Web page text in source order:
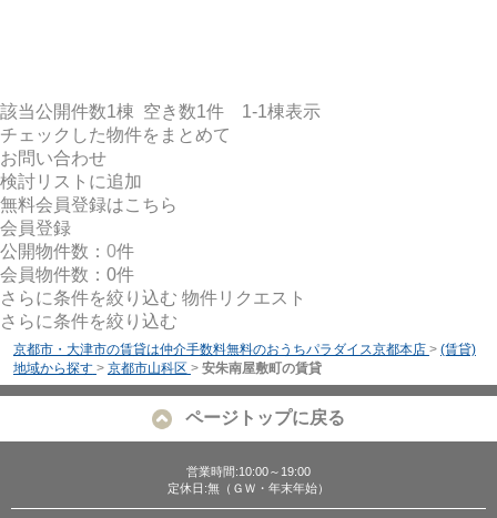
該当公開件数1棟 空き数1件 1-1棟表示
チェックした物件をまとめて
お問い合わせ
検討リストに追加
無料会員登録はこちら
会員登録
公開物件数： 0件
会員物件数： 0件
さらに条件を絞り込む 物件リクエスト
さらに条件を絞り込む
京都市・大津市の賃貸は仲介手数料無料のおうちパラダイス京都本店 > (賃貸)
地域から探す > 京都市山科区 > 安朱南屋敷町の賃貸
ページトップに戻る
営業時間:10:00～19:00
定休日:無（ＧＷ・年末年始）